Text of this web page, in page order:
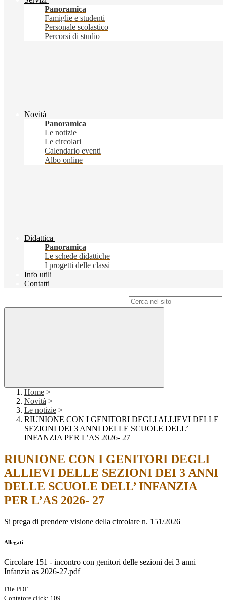
Panoramica
Famiglie e studenti
Personale scolastico
Percorsi di studio
Novità
Panoramica
Le notizie
Le circolari
Calendario eventi
Albo online
Didattica
Panoramica
Le schede didattiche
I progetti delle classi
Info utili
Contatti
Home >
Novità >
Le notizie >
RIUNIONE CON I GENITORI DEGLI ALLIEVI DELLE
SEZIONI DEI 3 ANNI DELLE SCUOLE DELL’
INFANZIA PER L’AS 2026- 27
RIUNIONE CON I GENITORI DEGLI
ALLIEVI DELLE SEZIONI DEI 3 ANNI
DELLE SCUOLE DELL’ INFANZIA
PER L’AS 2026- 27
Si prega di prendere visione della circolare n. 151/2026
Allegati
Circolare 151 - incontro con genitori delle sezioni dei 3 anni
Infanzia as 2026-27.pdf
File PDF
Contatore click: 109